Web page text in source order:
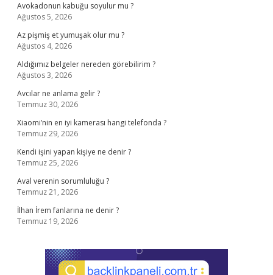
Avokadonun kabuğu soyulur mu ?
Ağustos 5, 2026
Az pişmiş et yumuşak olur mu ?
Ağustos 4, 2026
Aldığımız belgeler nereden görebilirim ?
Ağustos 3, 2026
Avcılar ne anlama gelir ?
Temmuz 30, 2026
Xiaomi’nin en iyi kamerası hangi telefonda ?
Temmuz 29, 2026
Kendi işini yapan kişiye ne denir ?
Temmuz 25, 2026
Aval verenin sorumluluğu ?
Temmuz 21, 2026
İlhan İrem fanlarına ne denir ?
Temmuz 19, 2026